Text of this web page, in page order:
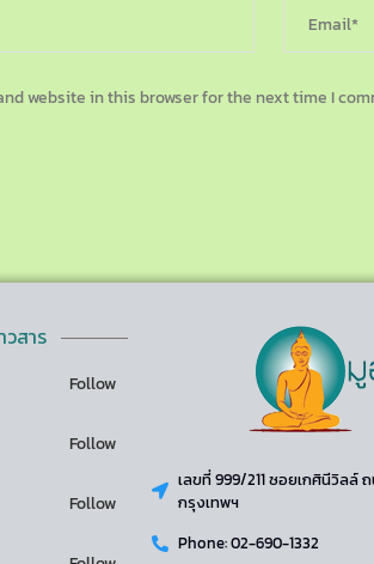
website in this browser for the next time I
สาร
Follow
Follow
Follow
เลขที่ 999/211 ซอยเกศินีวิลล์
กรุงเทพฯ
Phone: 02-690-1332